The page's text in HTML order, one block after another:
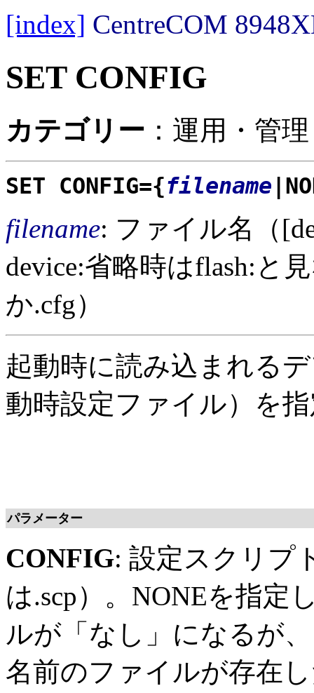
[index] CentreCOM
SET CONFIG
カテゴリー ：運用・管
SET CONFIG={filename
filename: ファイル名（
device:省略時はflash:と
か.cfg）
起動時に読み込まれる
動時設定ファイル）を
パラメーター
CONFIG: 設定スクリプ
は.scp）。NONEを指定
ルが「なし」になるが
名前のファイルが存在